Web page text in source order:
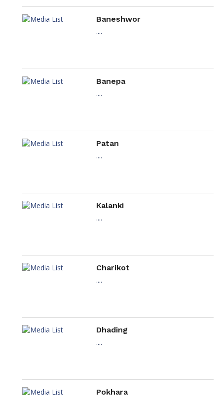
Baneshwor
....
Banepa
....
Patan
....
Kalanki
....
Charikot
....
Dhading
....
Pokhara